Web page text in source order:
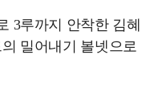
3루까지 안착한 김혜
밀어내기 볼넷으로